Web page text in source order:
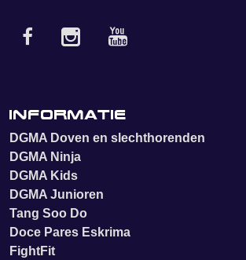
Informatie
DGMA Doven en slechthorenden
DGMA Ninja
DGMA Kids
DGMA Junioren
Tang Soo Do
Doce Pares Eskrima
FightFit